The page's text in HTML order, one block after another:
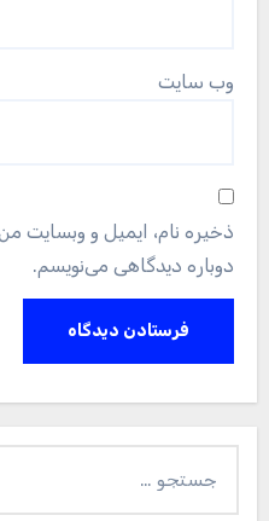
وب‌ سایت
ذخیره نام، ایمیل و وبسایت
دوباره دیدگاهی می‌نویسم.
برای: